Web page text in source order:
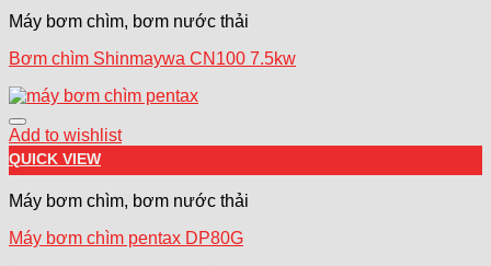
Máy bơm chìm, bơm nước thải
Bơm chìm Shinmaywa CN100 7.5kw
Add to wishlist
QUICK VIEW
Máy bơm chìm, bơm nước thải
Máy bơm chìm pentax DP80G